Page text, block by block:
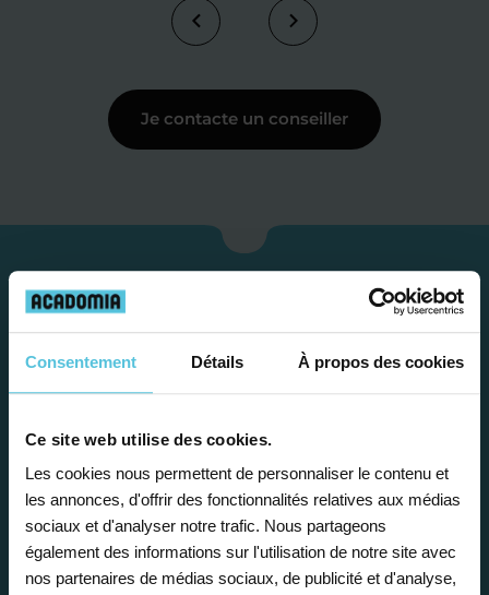
Consentement Détails À propos des cookies
Ce site web utilise des cookies.
Les cookies nous permettent de personnaliser le contenu et
les annonces, d'offrir des fonctionnalités relatives aux médias
sociaux et d'analyser notre trafic. Nous partageons
également des informations sur l'utilisation de notre site avec
nos partenaires de médias sociaux, de publicité et d'analyse,
Je contacte un conseiller
Étape 1
Je vous propose un